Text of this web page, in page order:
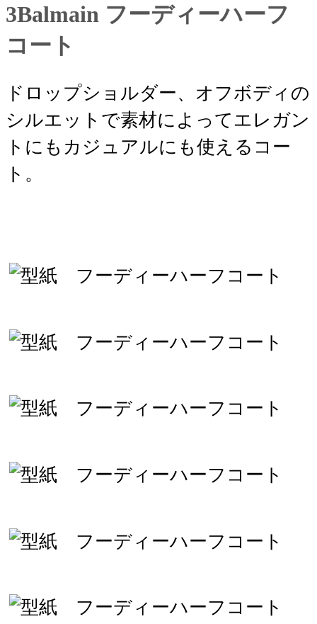
3Balmain フーディーハーフ
コート
ドロップショルダー、オフボディの
シルエットで素材によってエレガン
トにもカジュアルにも使えるコー
ト。